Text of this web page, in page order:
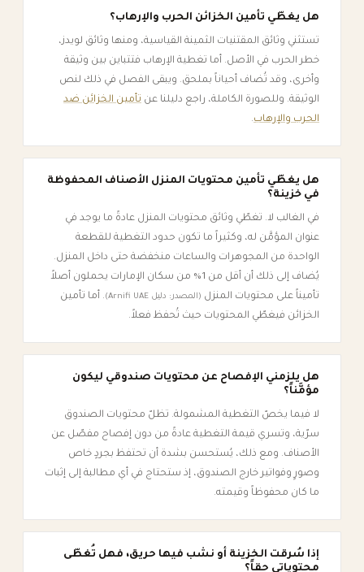
هل يغطّي تأمين الخزائن الحرب والإرهاب؟
تستثني وثائق المقتنيات الثمينة القياسية، ومنها وثائق لويدز،
خطر الحرب في الأصل. أما تغطية الإرهاب فتتباين بين وثيقة
وأخرى، وقد تُضاف أحياناً بملحق. ويبقى الفصل في ذلك لنص
الوثيقة. وللصورة الكاملة، راجع دليلنا عن تأمين الخزائن ضد
الحرب والإرهاب.
هل يغطّي تأمين محتويات المنزل الأصناف المحفوظة
في خزينة؟
في الغالب لا. تغطّي وثائق محتويات المنزل عادةً ما يوجد في
عنوان المؤمَّن له، وكثيراً ما تكون حدود التغطية للقطعة
الواحدة من المجوهرات والساعات منخفضة حتى داخل المنزل.
يُضاف إلى ذلك أن أقل من 1% من سكان الإمارات يحملون أصلاً
تأميناً على محتويات المنزل (المصدر: دليل Arnifi UAE)
. أما تأمين
الخزائن فيغطّي المحتويات حيث تُحفظ فعلاً.
هل يلزمني الإفصاح عن محتويات صندوقي ليكون
مؤمَّناً؟
لا فيما يخصّ التغطية المشمولة. تظلّ محتويات الصندوق
سرّية، وتسري قيمة التغطية عادةً من دون إفصاح مفصّل عن
الأصناف. ومع ذلك، يُستحسن بشدة أن تحتفظ بجردٍ خاص
وصورٍ وفواتير خارج الصندوق، إذ ستحتاج في أي مطالبة إلى إثبات
ما كان محفوظاً وقيمته.
إذا سُرقت الخزينة أو نشب فيها حريق، فهل تُغطّى
محتوياتي حقاً؟